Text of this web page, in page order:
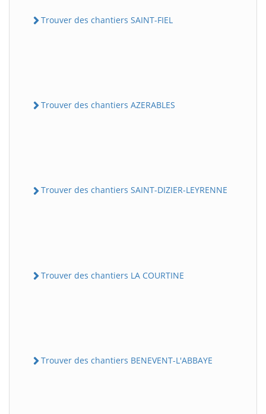
Trouver des chantiers SAINT-FIEL
Trouver des chantiers AZERABLES
Trouver des chantiers SAINT-DIZIER-LEYRENNE
Trouver des chantiers LA COURTINE
Trouver des chantiers BENEVENT-L'ABBAYE